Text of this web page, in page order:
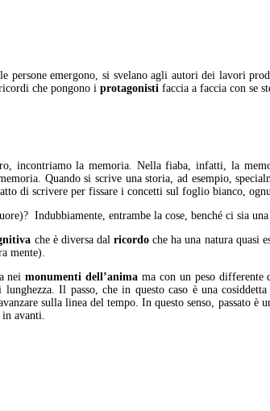
persone emergono, si svelano agli autori dei lavori
che pongono i protagonisti faccia a faccia con se
incontriamo la memoria. Nella fiaba, infatti, la
Quando si scrive una storia, ad esempio,
di scrivere per fissare i concetti sul foglio bianco,
Indubbiamente, entrambe la cose, benché ci sia
che è diversa dalricordo che ha una natura quasi
mente).
neimonumenti dell’anima ma con un peso
Il passo, che in questo caso è una
sulla linea del tempo. In questo senso, passato è
in avanti.